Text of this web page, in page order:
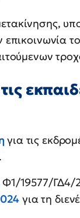
για τις
Φ1/19577/ΓΔ4/
για τη